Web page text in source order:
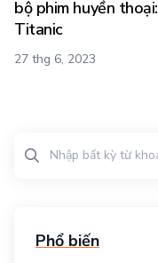
bộ phim huyền thoại:
Titanic
27 thg 6, 2023
Phổ biến